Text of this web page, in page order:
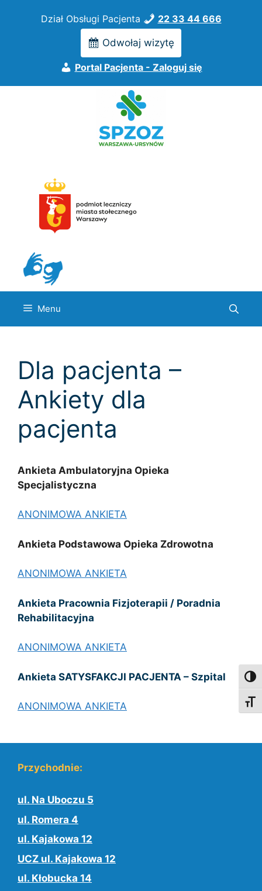
Dział Obsługi Pacjenta 22 33 44 666
Odwołaj wizytę
Portal Pacjenta - Zaloguj się
Menu
Dla pacjenta –
Ankiety dla
pacjenta
Ankieta Ambulatoryjna Opieka
Specjalistyczna
ANONIMOWA ANKIETA
Ankieta Podstawowa Opieka Zdrowotna
ANONIMOWA ANKIETA
Ankieta Pracownia Fizjoterapii / Poradnia
Rehabilitacyjna
ANONIMOWA ANKIETA
Ankieta SATYSFAKCJI PACJENTA – Szpital
ANONIMOWA ANKIETA
Przychodnie:
ul. Na Uboczu 5
ul. Romera 4
ul. Kajakowa 12
UCZ ul. Kajakowa 12
ul. Kłobucka 14